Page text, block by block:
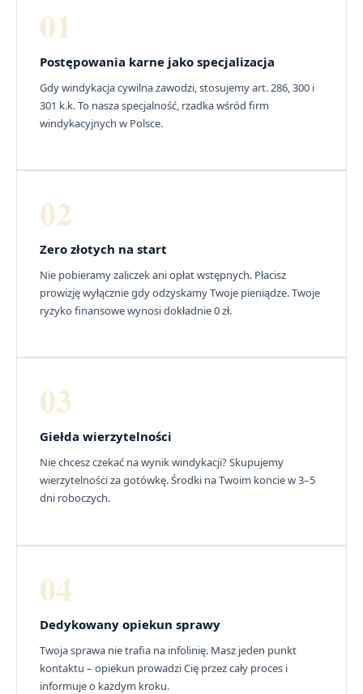
01
Postępowania karne jako specjalizacja
Gdy windykacja cywilna zawodzi, stosujemy art. 286, 300 i
301 k.k. To nasza specjalność, rzadka wśród firm
windykacyjnych w Polsce.
02
Zero złotych na start
Nie pobieramy zaliczek ani opłat wstępnych. Płacisz
prowizję wyłącznie gdy odzyskamy Twoje pieniądze. Twoje
ryzyko finansowe wynosi dokładnie 0 zł.
03
Giełda wierzytelności
Nie chcesz czekać na wynik windykacji? Skupujemy
wierzytelności za gotówkę. Środki na Twoim koncie w 3–5
dni roboczych.
04
Dedykowany opiekun sprawy
Twoja sprawa nie trafia na infolinię. Masz jeden punkt
kontaktu – opiekun prowadzi Cię przez cały proces i
informuje o każdym kroku.